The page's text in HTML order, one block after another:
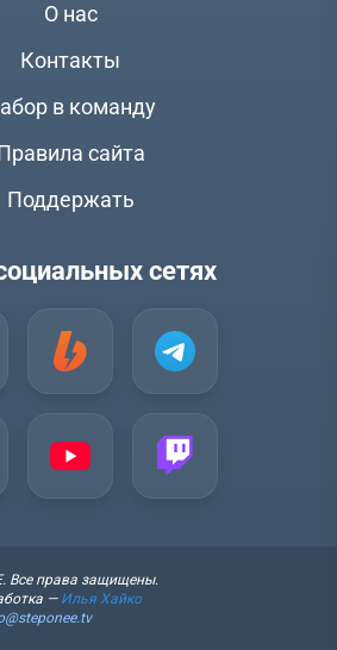
О нас
Контакты
в команду
сайта
Поддержать
сетях
Все права защищены.
— Илья Хайко